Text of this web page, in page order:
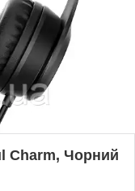
Charm, Чорний